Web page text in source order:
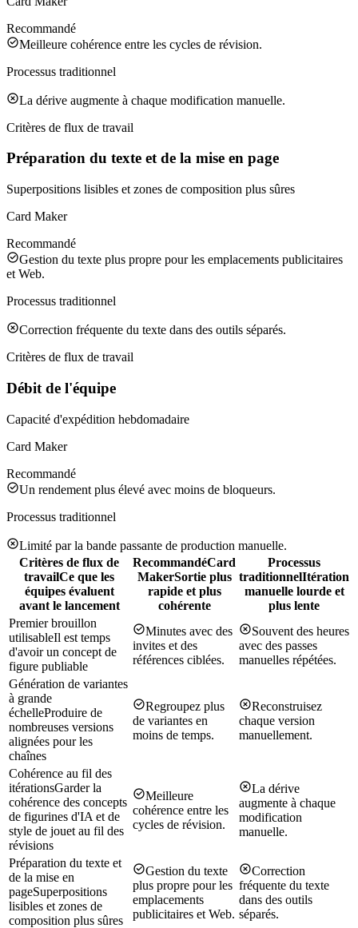
Recommandé
Meilleure cohérence entre les cycles de révision.
Processus traditionnel
La dérive augmente à chaque modification manuelle.
Critères de flux de travail
Préparation du texte et de la mise en page
Superpositions lisibles et zones de composition plus sûres
Card Maker
Recommandé
Gestion du texte plus propre pour les emplacements publicitaires
et Web.
Processus traditionnel
Correction fréquente du texte dans des outils séparés.
Critères de flux de travail
Débit de l'équipe
Capacité d'expédition hebdomadaire
Card Maker
Recommandé
Un rendement plus élevé avec moins de bloqueurs.
Processus traditionnel
Limité par la bande passante de production manuelle.
Critères de flux de
travailCe que les
équipes évaluent
avant le lancement
RecommandéCard
MakerSortie plus
rapide et plus
cohérente
Processus
traditionnelItération
manuelle lourde et
plus lente
Premier brouillon
utilisableIl est temps
d'avoir un concept de
figure publiable
Minutes avec des
invites et des
références ciblées.
Souvent des heures
avec des passes
manuelles répétées.
Génération de variantes
à grande
échelleProduire de
nombreuses versions
alignées pour les
chaînes
Regroupez plus
de variantes en
moins de temps.
Reconstruisez
chaque version
manuellement.
Cohérence au fil des
itérationsGarder la
cohérence des concepts
de figurines d'IA et de
style de jouet au fil des
révisions
Meilleure
cohérence entre les
cycles de révision.
La dérive
augmente à chaque
modification
manuelle.
Préparation du texte et
de la mise en
pageSuperpositions
lisibles et zones de
composition plus sûres
Gestion du texte
plus propre pour les
emplacements
publicitaires et Web.
Correction
fréquente du texte
dans des outils
séparés.